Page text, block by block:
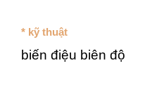
* kỹ thuật
biến điệu biên độ